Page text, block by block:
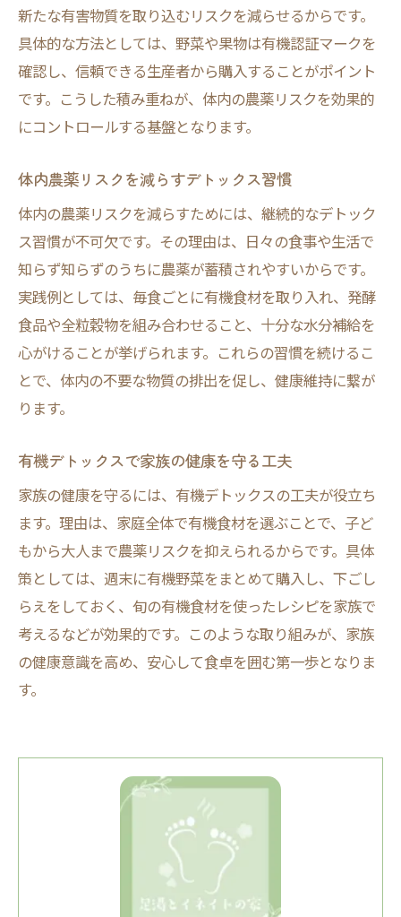
新たな有害物質を取り込むリスクを減らせるからです。
具体的な方法としては、野菜や果物は有機認証マークを
確認し、信頼できる生産者から購入することがポイント
です。こうした積み重ねが、体内の農薬リスクを効果的
にコントロールする基盤となります。
体内農薬リスクを減らすデトックス習慣
体内の農薬リスクを減らすためには、継続的なデトック
ス習慣が不可欠です。その理由は、日々の食事や生活で
知らず知らずのうちに農薬が蓄積されやすいからです。
実践例としては、毎食ごとに有機食材を取り入れ、発酵
食品や全粒穀物を組み合わせること、十分な水分補給を
心がけることが挙げられます。これらの習慣を続けるこ
とで、体内の不要な物質の排出を促し、健康維持に繋が
ります。
有機デトックスで家族の健康を守る工夫
家族の健康を守るには、有機デトックスの工夫が役立ち
ます。理由は、家庭全体で有機食材を選ぶことで、子ど
もから大人まで農薬リスクを抑えられるからです。具体
策としては、週末に有機野菜をまとめて購入し、下ごし
らえをしておく、旬の有機食材を使ったレシピを家族で
考えるなどが効果的です。このような取り組みが、家族
の健康意識を高め、安心して食卓を囲む第一歩となりま
す。